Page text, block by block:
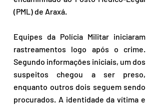
(PML) de Araxá.
Equipes da Polícia Militar iniciaram
rastreamentos logo após o crime.
Segundo informações iniciais, um dos
suspeitos chegou a ser preso,
enquanto outros dois seguem sendo
procurados. A identidade da vítima e